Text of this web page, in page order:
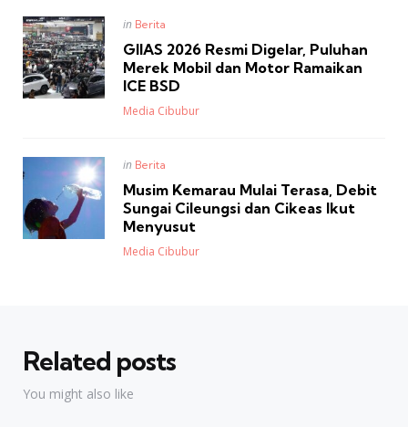
Posted
in Berita
GIIAS 2026 Resmi Digelar, Puluhan
Merek Mobil dan Motor Ramaikan
ICE BSD
Posted
Media Cibubur
Posted
in Berita
Musim Kemarau Mulai Terasa, Debit
Sungai Cileungsi dan Cikeas Ikut
Menyusut
Posted
Media Cibubur
Related posts
You might also like